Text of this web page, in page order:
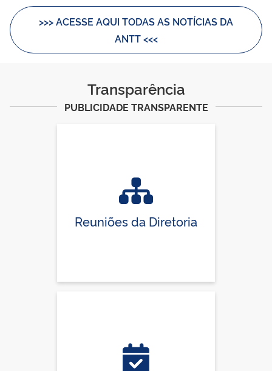
>>> ACESSE AQUI TODAS AS NOTÍCIAS DA
ANTT <<<
Transparência
PUBLICIDADE TRANSPARENTE
Reuniões da Diretoria